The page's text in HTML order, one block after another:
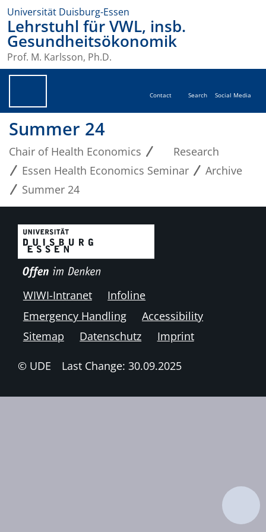
Universität Duisburg-Essen
Lehrstuhl für VWL, insb.
Gesundheitsökonomik
Prof. M. Karlsson, Ph.D.
Contact Search Social Media
Summer 24
Chair of Health Economics
Research
Essen Health Economics Seminar
Archive
Summer 24
WIWI-Intranet
Infoline
Emergency Handling
Accessibility
Sitemap
Datenschutz Imprint
© UDE Last Change: 30.09.2025